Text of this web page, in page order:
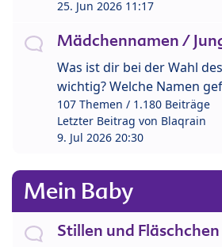
25. Jun 2026 11:17
Mädchennamen /
Was ist dir bei der Wahl
wichtig? Welche Namen
107 Themen / 1.180 Beiträge
Letzter Beitrag von Blaqrain
9. Jul 2026 20:30
Mein Baby
Stillen und Fläschchen